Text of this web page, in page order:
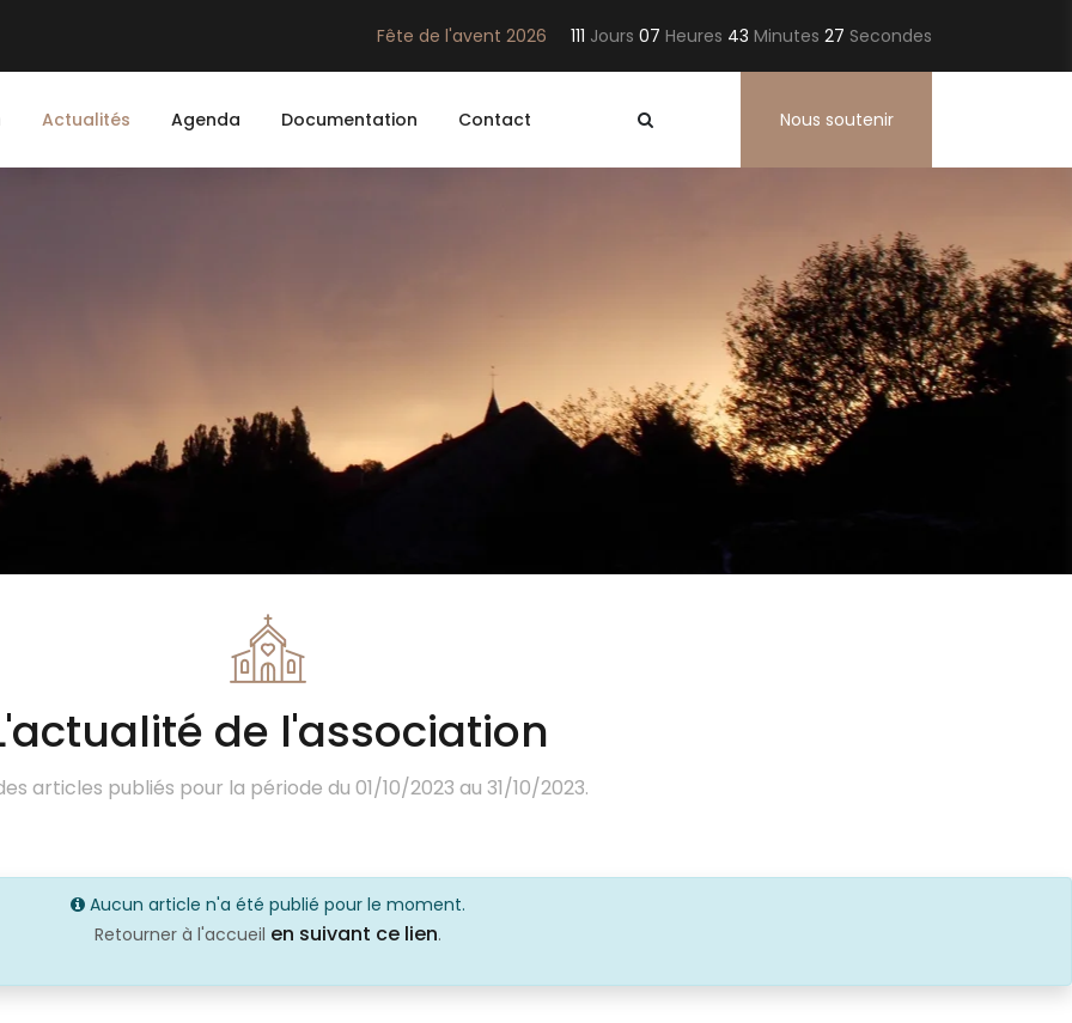
Fête de l'avent 2026 111 Jours 07 Heures 43 Minutes 26 Secondes
Actualités Agenda Documentation Contact Nous soutenir
de l'association
articles publiés pour la période du 01/10/2023 au 31/10/2023.
Aucun article n'a été publié pour le moment.
Retourner à l'accueil en suivant ce lien.